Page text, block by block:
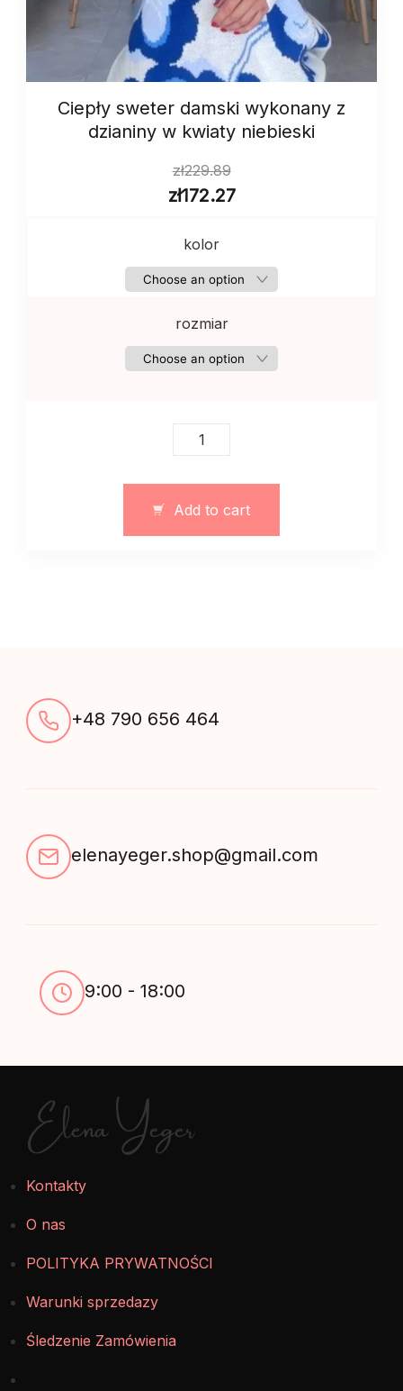
Ciepły sweter damski wykonany z
dzianiny w kwiaty niebieski
zł229.89
zł172.27
kolor
rozmiar
Ciepły
z
dzianiny
Add to cart
+48 790 656 464
elenayeger.shop@gmail.com
9:00 - 18:00
Elena Yeger
Kontakty
O nas
POLITYKA PRYWATNOŚCI
Warunki sprzedazy
Śledzenie Zamówienia